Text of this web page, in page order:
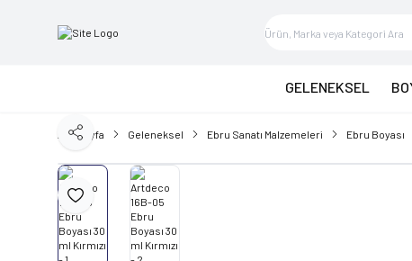
GELENEKSEL
Ana Sayfa Geleneksel Ebru Sanatı Malzemeleri Ebru Boyası
Favoriye Ekle
Paylaş